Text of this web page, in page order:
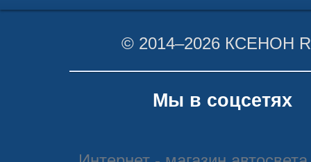
© 2014–2026 КСЕНОН
Мы в соцсетях